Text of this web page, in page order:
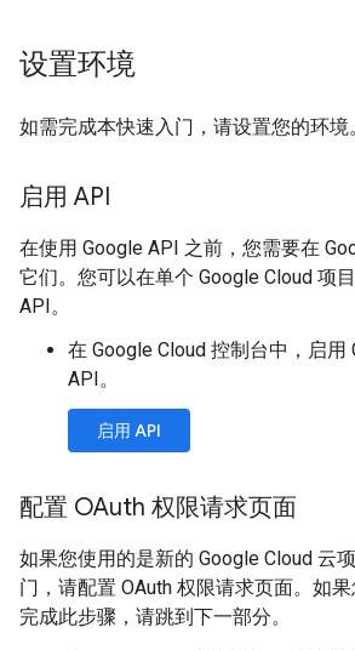
设置环境
如需完成本快速入门，请设置您的环境
启用 API
在使用 Google API 之前，您需要在
它们。您可以在单个 Google Cloud 项
API。
在 Google Cloud 控制台中，启用
API。
启用 API
配置 OAuth 权限请求页面
如果您使用的是新的 Google Cloud 云
门，请配置 OAuth 权限请求页面。如
完成此步骤，请跳到下一部分。